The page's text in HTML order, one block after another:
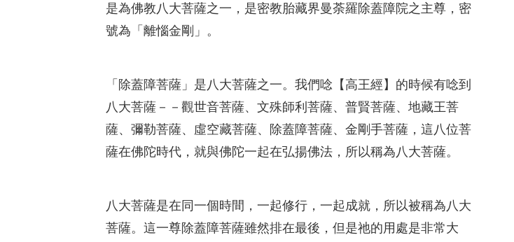
是為佛教八大菩薩之一，是密教胎藏界曼荼羅除蓋障院之主尊，密
號為「離惱金剛」。
「除蓋障菩薩」是八大菩薩之一。我們唸【高王經】的時候有唸到
八大菩薩－－觀世音菩薩、文殊師利菩薩、普賢菩薩、地藏王菩
薩、彌勒菩薩、虛空藏菩薩、除蓋障菩薩、金剛手菩薩，這八位菩
薩在佛陀時代，就與佛陀一起在弘揚佛法，所以稱為八大菩薩。
八大菩薩是在同一個時間，一起修行，一起成就，所以被稱為八大
菩薩。這一尊除蓋障菩薩雖然排在最後，但是祂的用處是非常大